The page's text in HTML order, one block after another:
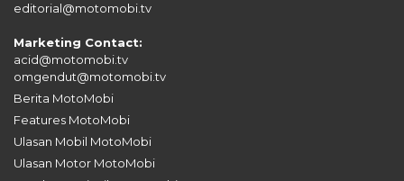
editorial@motomobi.tv
Marketing Contact:
acid@motomobi.tv
omgendut@motomobi.tv
Berita MotoMobi
Features MotoMobi
Ulasan Mobil MotoMobi
Ulasan Motor MotoMobi